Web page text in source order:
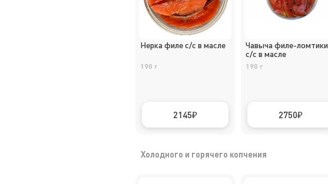
Нерка филе с/с в масле
190 г
2145
Чавыча филе-ломтики
с/с в масле
190 г
2750
Холодного и горячего копчения